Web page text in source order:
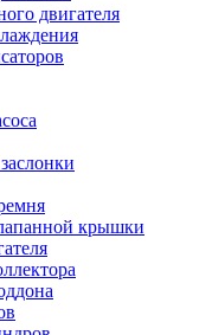
двигателя
крышки